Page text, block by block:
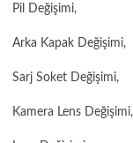
Pil Değişimi,
Arka Kapak Değişimi,
Sarj Soket Değişimi,
Kamera Lens Değişimi,